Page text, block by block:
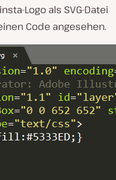
Logo als SVG-Datei
Code angesehen.